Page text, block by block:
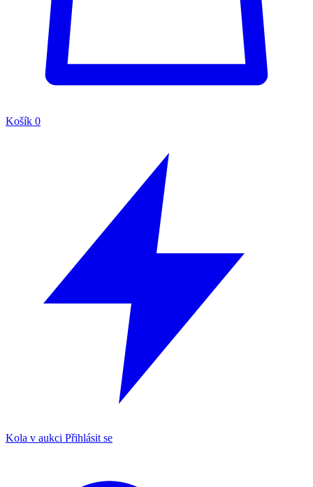
Košík 0
Kola v aukci Přihlásit se